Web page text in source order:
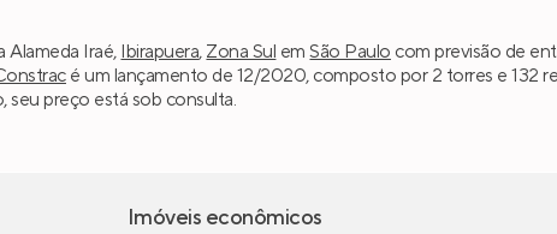
Alameda Iraé, Ibirapuera, Zona Sul emSão Paulo com previsão de
é um lançamento de 12/2020, composto por 2 torres e 132
seu preço está sob consulta.
Imóveis econômicos